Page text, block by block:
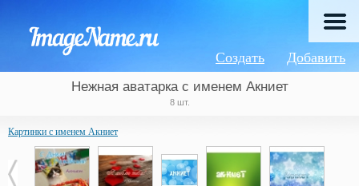
Добавить
Создать
Нежная аватарка с именем Акниет
8 шт.
Картинки с именем Акниет